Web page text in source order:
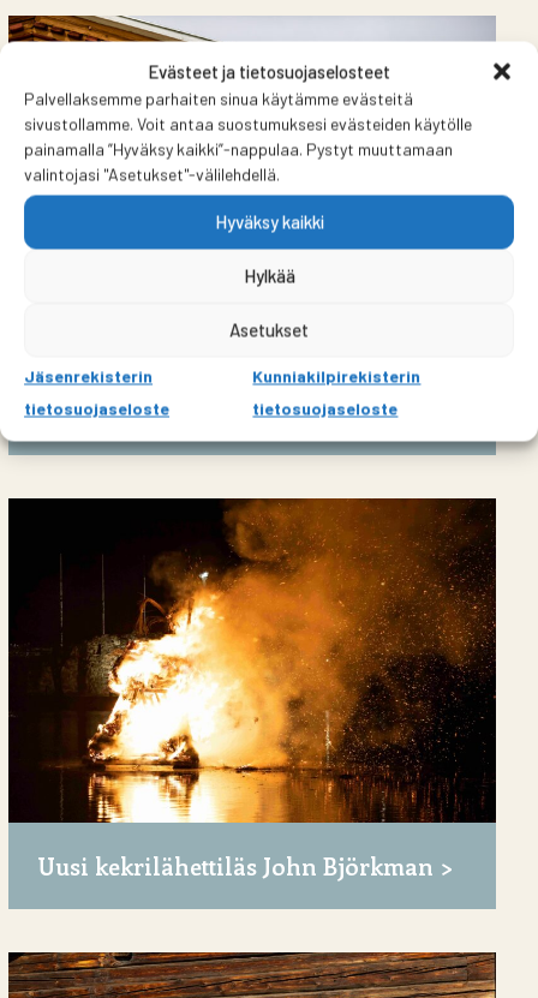
Evästeet ja tietosuojaselosteet
Palvellaksemme parhaiten sinua käytämme evästeitä
sivustollamme. Voit antaa suostumuksesi evästeiden käytölle
painamalla ”Hyväksy kaikki”-nappulaa. Pystyt muuttamaan
valintojasi "Asetukset"-välilehdellä.
Hyväksy kaikki
Hylkää
Asetukset
Jäsenrekisterin
tietosuojaseloste
Kunniakilpirekisterin
tietosuojaseloste
Talot liikkeessä -seminaari Sipoon
Nikkilän Juhlatalolla 4.6.2026
Uusi kekrilähettiläs John Björkman